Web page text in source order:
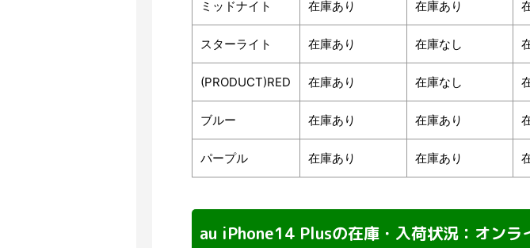
ミッドナイト 在庫あり 在庫あり
スターライト 在庫あり 在庫なし
(PRODUCT)RED 在庫あり 在庫なし
ブルー 在庫あり 在庫あり
パープル 在庫あり 在庫あり
au iPhone14 Plusの在庫・入荷状況：オンラ